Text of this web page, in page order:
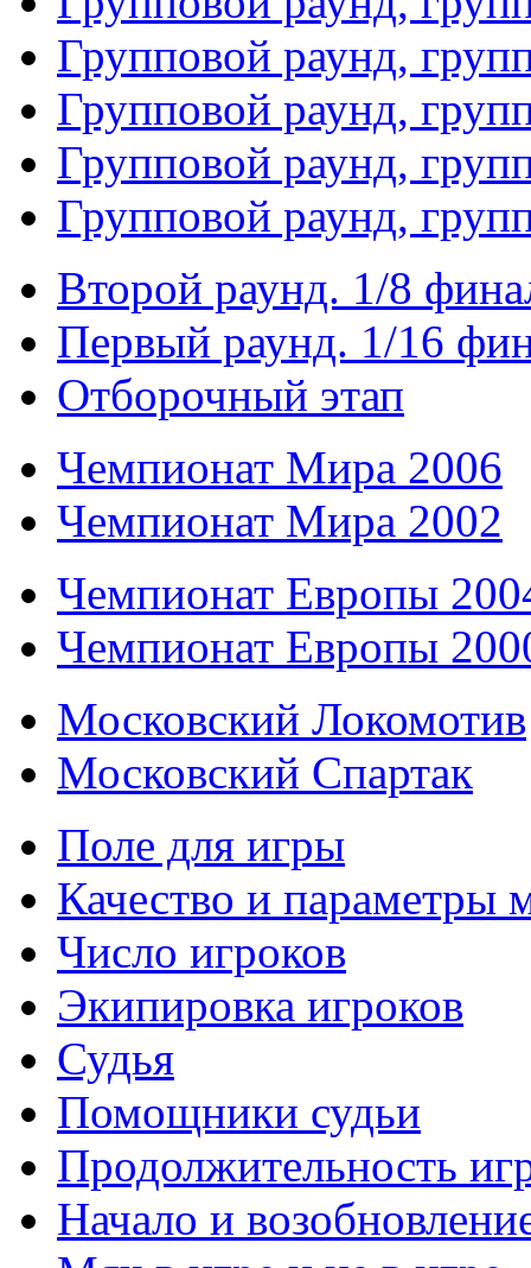
Групповой раунд,
Групповой раунд,
Групповой раунд,
Групповой раунд,
Второй раунд. 1/8
Первый раунд. 1/16
Отборочный этап
Чемпионат Мира 2006
Чемпионат Мира 2002
Чемпионат Европы
Чемпионат Европы
Московский Локомотив
Московский Спартак
Поле для игры
Качество и параметры
Число игроков
Экипировка игроков
Судья
Помощники судьи
Продолжительность
Начало и